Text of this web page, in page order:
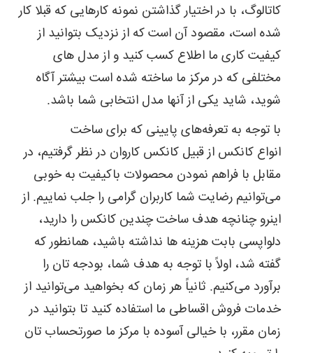
کاتالوگ، با در اختیار گذاشتن نمونه کارهایی که قبلا کار
شده است، مقصود آن است که از نزدیک بتوانید از
کیفیت کاری ما اطلاع کسب کنید و از مدل های
مختلفی که در مرکز ما ساخته شده است بیشتر آگاه
شوید، شاید یکی از آنها مدل انتخابی شما باشد.
با توجه به تعرفه‌های پایینی که برای ساخت
انواع کانکس از قبیل کانکس کاروان در نظر گرفتیم، در
مقابل با فراهم نمودن محصولات باکیفیت به خوبی
می‌توانیم رضایت شما کاربران گرامی را جلب نماییم. از
اینرو چنانچه هدف ساخت چندین کانکس را دارید،
دلواپسی بابت هزینه ‌ها نداشته باشید، همانطور که
گفته شد، اولاً با توجه به هدف شما، بودجه تان را
برآورد می‌کنیم. ثانیاً هر زمان که بخواهید می‌توانید از
خدمات فروش اقساطی ما استفاده کنید تا بتوانید در
زمان مقرر، با خیالی آسوده با مرکز ما صورتحساب تان